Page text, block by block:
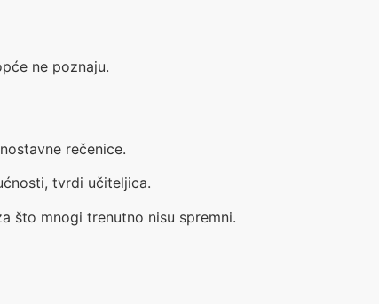
ne poznaju.
rečenice.
tvrdi učiteljica.
što mnogi trenutno nisu spremni.